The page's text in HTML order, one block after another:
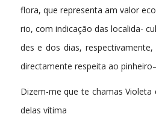
flora, que representa am valor
rio, com indicação das localida-
des e dos dias,
directamente respeita ao
Dizem-me que te chamas Violeta
delas vítima